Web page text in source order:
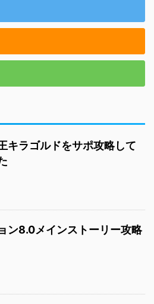
キラゴルドをサポ攻略して
ン8.0メインストーリー攻略